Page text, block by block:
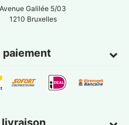
Avenue Galilée 5/03
1210 Bruxelles
paiement
livraison